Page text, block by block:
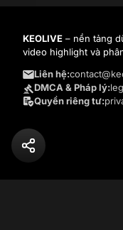
KEOLIVE – nền tảng
video highlight và
Liên hệ:
DMCA & Pháp lý:
Quyền riêng tư: